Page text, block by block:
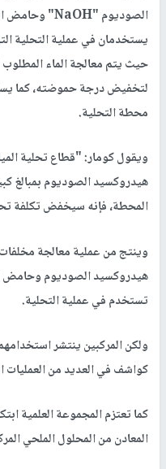
يستخدمان في عملية التحلية
حيث يتم معالجة الماء
لتخفيض درجة حموضته، كما
محطة التحلية.
ويقول كومار: "قطاع تحلية
هيدروكسيد الصوديوم بمبالغ
المحطة، فإنه سيخفض تكلفة
وينتج من عملية معالجة
هيدروكسيد الصوديوم وحامض
تستخدم في عملية التحلية.
ولكن المركبين ينتشر
كواشف في العديد من العمليات
كما تعتزم المجموعة العلمية
المعادن من المحلول الملحي